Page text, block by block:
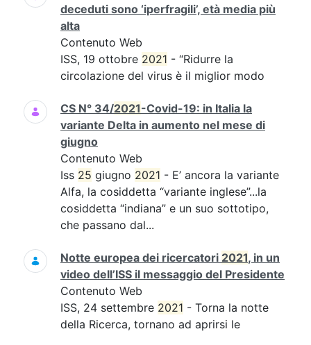
deceduti sono ‘iperfragili’, età media più
alta
Contenuto Web
ISS, 19 ottobre 2021 - “Ridurre la
circolazione del virus è il miglior modo
CS N° 34/2021-Covid-19: in Italia la
variante Delta in aumento nel mese di
giugno
Contenuto Web
Iss 25 giugno 2021 - E’ ancora la variante
Alfa, la cosiddetta “variante inglese”...la
cosiddetta “indiana” e un suo sottotipo,
che passano dal...
Notte europea dei ricercatori 2021, in un
video dell’ISS il messaggio del Presidente
Contenuto Web
ISS, 24 settembre 2021 - Torna la notte
della Ricerca, tornano ad aprirsi le